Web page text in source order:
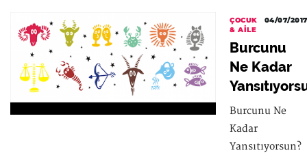
ÇOCUK
& AILE
04/07/2017
Burcunu
Ne Kadar
Burcunu Ne
Kadar
Yansıtıyorsun?